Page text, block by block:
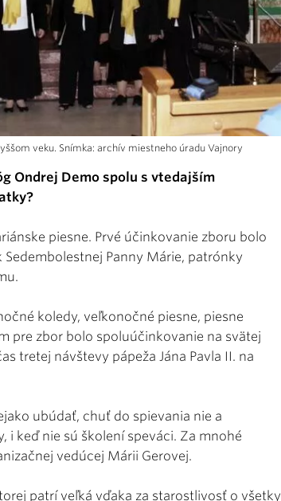
veku. Snímka: archív miestneho úradu Vajnory
Ondrej Demo spolu s vtedajším
piesne. Prvé účinkovanie zboru bolo
Panny Márie, patrónky
koledy, veľkonočné piesne, piesne
pre zbor bolo spoluúčinkovanie na svätej
tretej návštevy pápeža Jána Pavla II. na
ubúdať, chuť do spievania nie a
i keď nie sú školení speváci. Za mnohé
vedúcej Márii Gerovej.
patrí veľká vďaka za starostlivosť o všetky